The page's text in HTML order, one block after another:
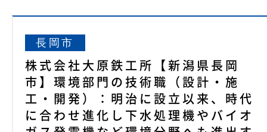
長岡市
株式会社大原鉄工所【新潟県長岡
市】環境部門の技術職（設計・施
工・開発）：明治に設立以来、時代
に合わせ進化し下水処理機やバイオ